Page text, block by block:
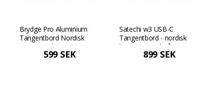
Brydge Pro Aluminium
Tangentbord Nordisk
Layout - Silver
599 SEK
Satechi w3 USB-C
Tangentbord - nordisk
layout - Rymdgrå
899 SEK